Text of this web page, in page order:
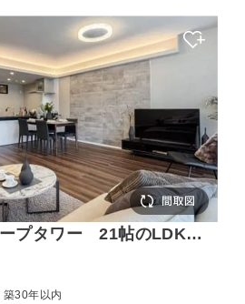
プタワー 21帖のLDKで
築30年以内